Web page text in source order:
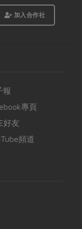
加入合作社
報
專頁
好友
頻道